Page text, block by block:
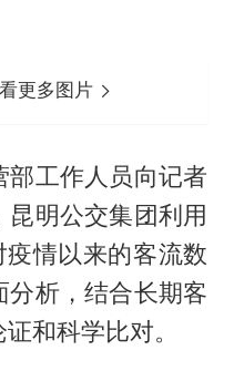
更多图片
部工作人员向记者
明公交集团利用
疫情以来的客流数
分析，结合长期客
和科学比对。